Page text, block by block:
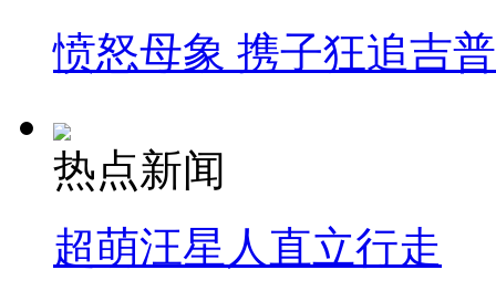
愤怒母象 携子狂追吉
热点新闻
超萌汪星人直立行走